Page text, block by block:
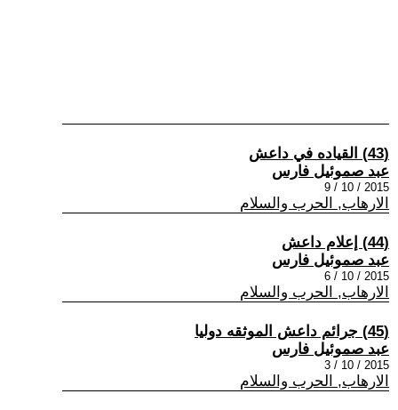
(43) القياده في داعش
عبد صموئيل فارس
2015 / 10 / 9
الارهاب, الحرب والسلام
(44) إعلام داعش
عبد صموئيل فارس
2015 / 10 / 6
الارهاب, الحرب والسلام
(45) جرائم داعش الموثقه دوليا
عبد صموئيل فارس
2015 / 10 / 3
الارهاب, الحرب والسلام